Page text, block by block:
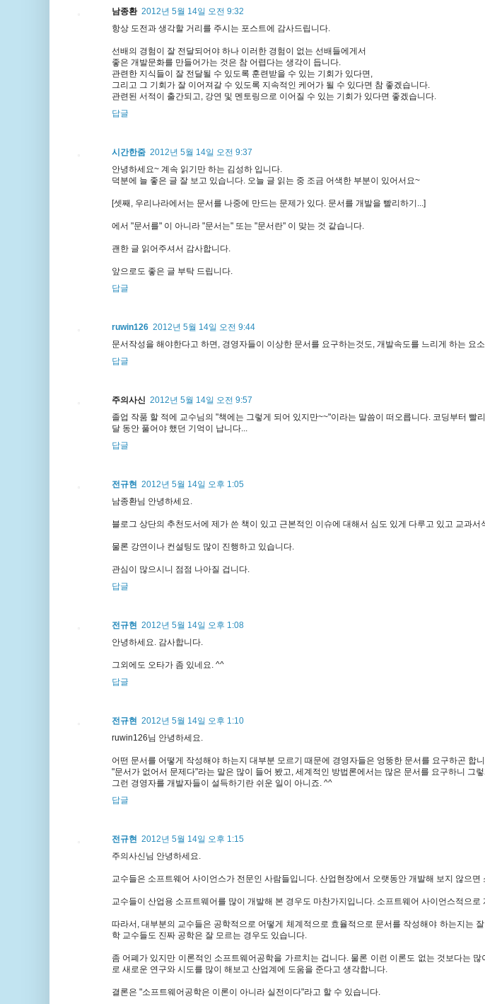
남종환 2012년 5월 14일 오전 9:32
항상 도전과 생각할 거리를 주시는 포스트에 감사드립니다.
선배의 경험이 잘 전달되어야 하나 이러한 경험이 없는 선배들에게서
좋은 개발문화를 만들어가는 것은 참 어렵다는 생각이 듭니다.
관련한 지식들이 잘 전달될 수 있도록 훈련받을 수 있는 기회가 있다면,
그리고 그 기회가 잘 이어져갈 수 있도록 지속적인 케어가 될 수 있다면 참 좋겠습니다.
관련된 서적이 출간되고, 강연 및 멘토링으로 이어질 수 있는 기회가 있다면 좋겠습니다.
답글
시간한줌 2012년 5월 14일 오전 9:37
안녕하세요~ 계속 읽기만 하는 김성하 입니다.
덕분에 늘 좋은 글 잘 보고 있습니다. 오늘 글 읽는 중 조금 어색한 부분이 있어서요~
[셋째, 우리나라에서는 문서를 나중에 만드는 문제가 있다. 문서를 개발을 빨리하기...]
에서 "문서를" 이 아니라 "문서는" 또는 "문서란" 이 맞는 것 같습니다.
괜한 글 읽어주셔서 감사합니다.
앞으로도 좋은 글 부탁 드립니다.
답글
ruwin126 2012년 5월 14일 오전 9:44
문서작성을 해야한다고 하면, 경영자들이 이상한 문서를 요구하는것도, 개발속도를 느리게 하는 요
답글
주의사신 2012년 5월 14일 오전 9:57
졸업 작품 할 적에 교수님의 "책에는 그렇게 되어 있지만~~"이라는 말씀이 떠오릅니다. 코딩부터 빨
달 동안 풀어야 했던 기억이 납니다...
답글
전규현 2012년 5월 14일 오후 1:05
남종환님 안녕하세요.
블로그 상단의 추천도서에 제가 쓴 책이 있고 근본적인 이슈에 대해서 심도 있게 다루고 있고 교과서
물론 강연이나 컨설팅도 많이 진행하고 있습니다.
관심이 많으시니 점점 나아질 겁니다.
답글
전규현 2012년 5월 14일 오후 1:08
안녕하세요. 감사합니다.
그외에도 오타가 좀 있네요. ^^
답글
전규현 2012년 5월 14일 오후 1:10
ruwin126님 안녕하세요.
어떤 문서를 어떻게 작성해야 하는지 대부분 모르기 때문에 경영자들은 엉뚱한 문서를 요구하곤 합니
"문서가 없어서 문제다"라는 말은 많이 들어 봤고, 세계적인 방법론에서는 많은 문서를 요구하니 그
그런 경영자를 개발자들이 설득하기란 쉬운 일이 아니죠. ^^
답글
전규현 2012년 5월 14일 오후 1:15
주의사신님 안녕하세요.
교수들은 소프트웨어 사이언스가 전문인 사람들입니다. 산업현장에서 오랫동안 개발해 보지 않으면
교수들이 산업용 소프트웨어를 많이 개발해 본 경우도 마찬가지입니다. 소프트웨어 사이언스적으로
따라서, 대부분의 교수들은 공학적으로 어떻게 체계적으로 효율적으로 문서를 작성해야 하는지는
학 교수들도 진짜 공학은 잘 모르는 경우도 있습니다.
좀 어폐가 있지만 이론적인 소프트웨어공학을 가르치는 겁니다. 물론 이런 이론도 없는 것보다는
로 새로운 연구와 시도를 많이 해보고 산업계에 도움을 준다고 생각합니다.
결론은 "소프트웨어공학은 이론이 아니라 실전이다"라고 할 수 있습니다.